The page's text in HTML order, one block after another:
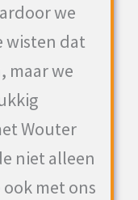
we
wisten dat
maar we
Wouter
niet alleen
met ons